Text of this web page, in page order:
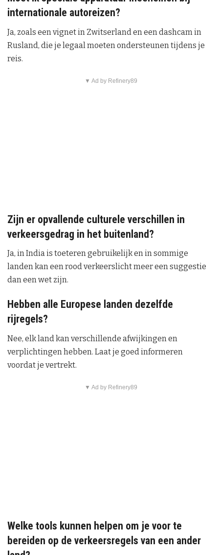
internationale autoreizen?
Ja, zoals een vignet in Zwitserland en een dashcam in
Rusland, die je legaal moeten ondersteunen tijdens je
reis.
▼ Ad by Refinery89
Zijn er opvallende culturele verschillen in
verkeersgedrag in het buitenland?
Ja, in India is toeteren gebruikelijk en in sommige
landen kan een rood verkeerslicht meer een suggestie
dan een wet zijn.
Hebben alle Europese landen dezelfde
rijregels?
Nee, elk land kan verschillende afwijkingen en
verplichtingen hebben. Laat je goed informeren
voordat je vertrekt.
▼ Ad by Refinery89
Welke tools kunnen helpen om je voor te
bereiden op de verkeersregels van een ander